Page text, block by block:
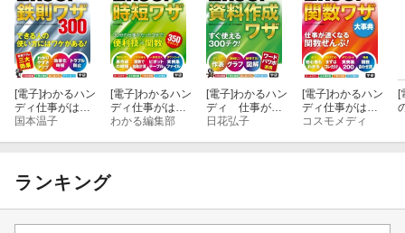
[電子]わかるハン
ディ仕事がはか
どるExcel鉄則ワ
国本温子
[電子]わかるハン
ディ仕事がはか
どるExcel究極の
わかる編集部
[電子]わかるハン
ディ 仕事がは
かどるExcel資料
日花弘子
[電子]わかるハン
ディ仕事がはか
どるExcel関数ワ
コスモメディ
[
ランキング